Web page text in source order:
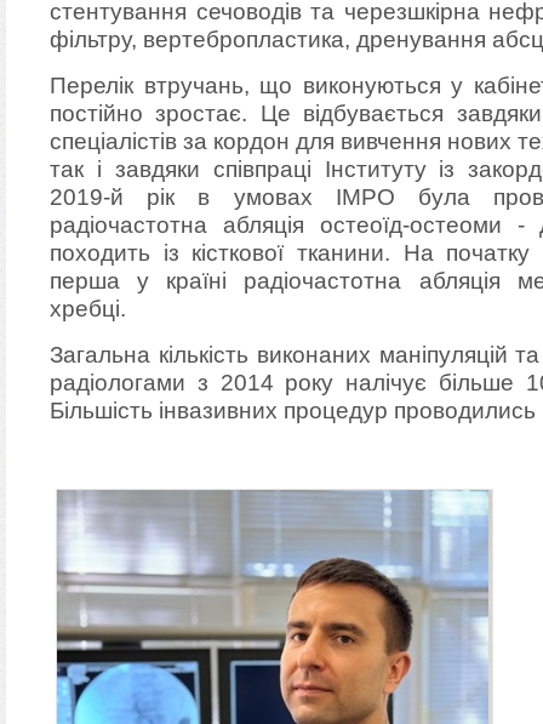
стентування сечоводів та черезшкірна
фільтру, вертебропластика, дренування
Перелік втручань, що виконуються у
постійно зростає. Це відбувається
спеціалістів за кордон для вивчення нових
так і завдяки співпраці Інституту із
2019-й рік в умовах ІМРО була
радіочастотна абляція остеоїд-остеоми
походить із кісткової тканини. На
перша у країні радіочастотна абляція
хребці.
Загальна кількість виконаних маніпуляцій
радіологами з 2014 року налічує більше
Більшість інвазивних процедур